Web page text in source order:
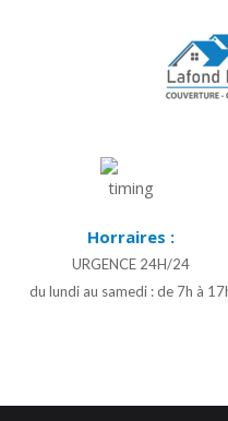
Horraires :
URGENCE 24H/24
du lundi au samedi : de 7h à